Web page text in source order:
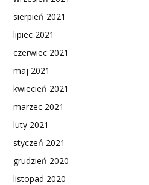
sierpień 2021
lipiec 2021
czerwiec 2021
maj 2021
kwiecień 2021
marzec 2021
luty 2021
styczeń 2021
grudzień 2020
listopad 2020